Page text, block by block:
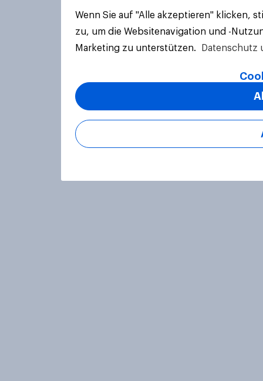
Wenn Sie auf "Alle akzeptieren" klicken,
zu, um die Websitenavigation und -
Marketing zu unterstützen.
Datenschutz